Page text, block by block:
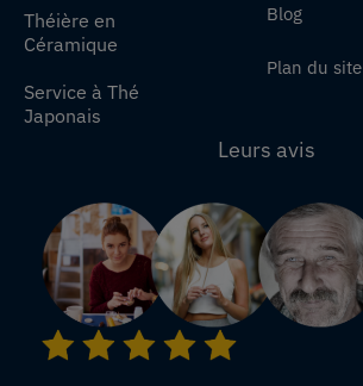
Théière en
Céramique
Service à Thé
Japonais
Blog
Plan du site
Leurs avis